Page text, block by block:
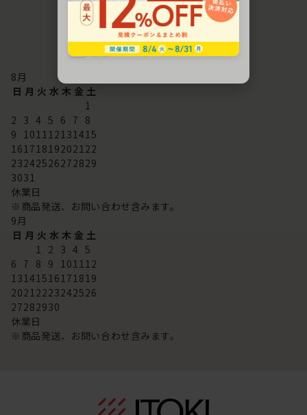
配送・お問い合わせ営業日
8月
日 月 火 水 木 金 土
1
2 3 4 5 6 7 8
9 101112131415
16171819202122
23242526272829
3031
休業日
※商品発送、お問い合わせ含みます。
9月
日 月 火 水 木 金 土
1 2 3 4 5
6 7 8 9 101112
13141516171819
20212223242526
27282930
休業日
※商品発送、お問い合わせ含みます。